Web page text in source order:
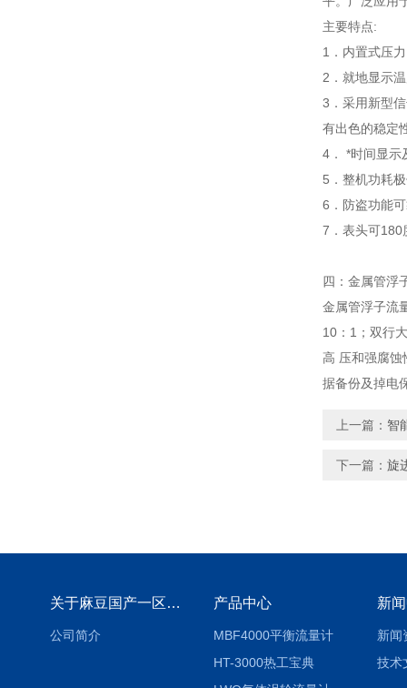
主要特点:
1．内置式压力
2．就地显示温度
3．采用新型信
有出色的稳定性
4． *时间显示及
5．整机功耗
6．防盗功能可靠
7．表头可180度
四：金属管
金属管浮子流量
10：1；
高 压和强腐蚀性
据备份及掉电
上一篇： 智
下一篇： 旋
关于麻豆国产一区二区三区四区
公司简介
产品中心
MBF4000平衡流量计
HT-3000热工宝典
新
新闻
技术